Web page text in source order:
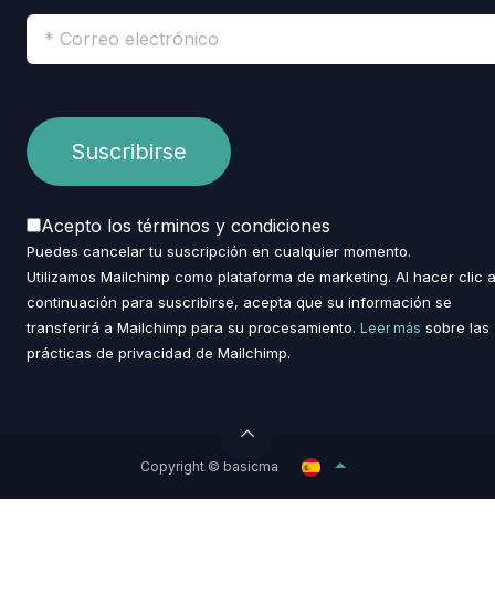
Acepto los términos y condiciones
Puedes cancelar tu suscripción en cualquier momento.
Utilizamos Mailchimp como plataforma de marketing. Al hacer clic a
continuación para suscribirse, acepta que su información se
transferirá a Mailchimp para su procesamiento. Leer más sobre las
prácticas de privacidad de Mailchimp.
Copyright © basicma